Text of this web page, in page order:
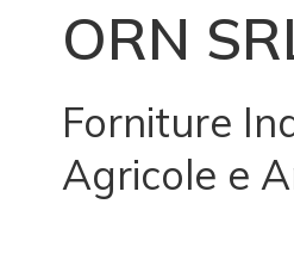
Disponiamo di
tipologia di esigenza
ORN
Forniture
Agricole e